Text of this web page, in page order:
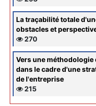
La traçabilité totale
obstacles et
270
Vers une
dans le cadre d'une
de l'entreprise
215